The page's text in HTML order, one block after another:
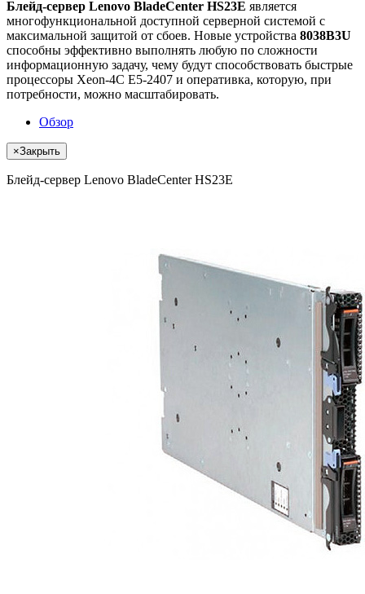
Блейд-сервер Lenovo BladeCenter HS23E является
многофункциональной доступной серверной системой с
максимальной защитой от сбоев. Новые устройства 8038B3U
способны эффективно выполнять любую по сложности
информационную задачу, чему будут способствовать быстрые
процессоры Xeon-4C E5-2407 и оперативка, которую, при
потребности, можно масштабировать.
Обзор
×Закрыть
Блейд-сервер Lenovo BladeCenter HS23E